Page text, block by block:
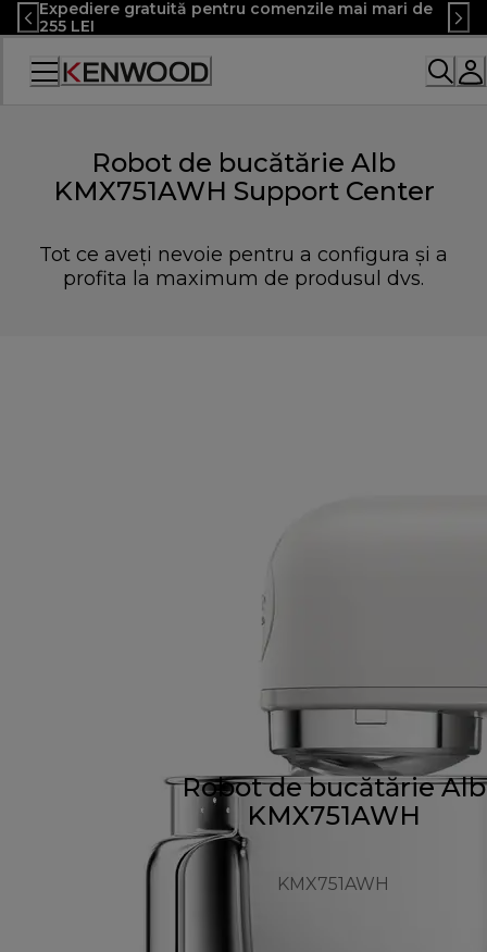
Skip
to
Content
Expediere gratuită pentru comenzile mai mari de
255 LEI
Declarație
Robot de bucătărie Alb
KMX751AWH Support Center
Tot ce aveți nevoie pentru a configura și a
profita la maximum de produsul dvs.
Robot de bucătărie Alb
KMX751AWH
KMX751AWH